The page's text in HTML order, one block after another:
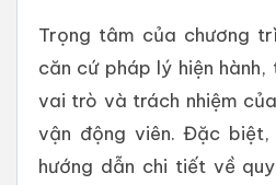
Trọng tâm của chương
căn cứ pháp lý hiện hành,
vai trò và trách nhiệm
vận động viên. Đặc
hướng dẫn chi tiết về